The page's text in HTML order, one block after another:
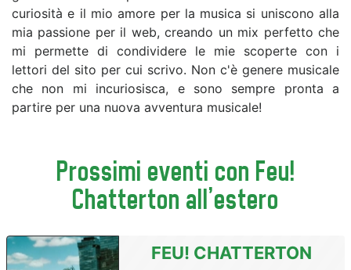
curiosità e il mio amore per la musica si uniscono alla
mia passione per il web, creando un mix perfetto che
mi permette di condividere le mie scoperte con i
lettori del sito per cui scrivo. Non c'è genere musicale
che non mi incuriosisca, e sono sempre pronta a
partire per una nuova avventura musicale!
Prossimi eventi con Feu!
Chatterton all'estero
FEU! CHATTERTON